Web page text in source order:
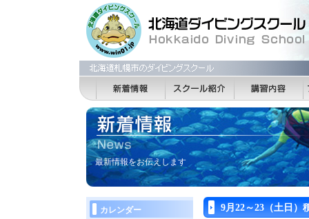
最新情報をお伝えします
9月22～23（土日
カレンダー